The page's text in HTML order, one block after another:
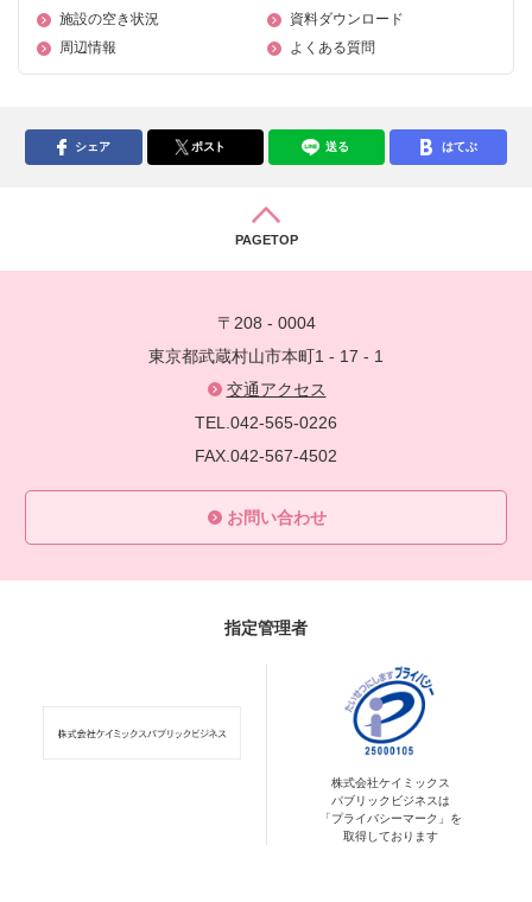
施設の空き状況
資料ダウンロード
周辺情報
よくある質問
シェア ポスト 送る はてぶ
PAGETOP
〒208 - 0004
東京都武蔵村山市本町1 - 17 - 1
交通アクセス
TEL.042-565-0226
FAX.042-567-4502
お問い合わせ
指定管理者
株式会社ケイミックス
パブリックビジネスは
「プライバシーマーク」を
取得しております